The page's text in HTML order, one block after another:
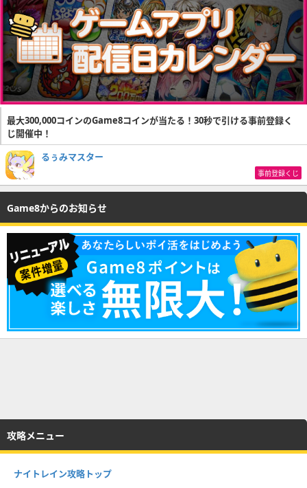
最大300,000コインのGame8コインが当たる！30秒で引ける事前登録く
じ開催中！
るぅみマスター
事前登録くじ
Game8からのお知らせ
攻略メニュー
ナイトレイン攻略トップ